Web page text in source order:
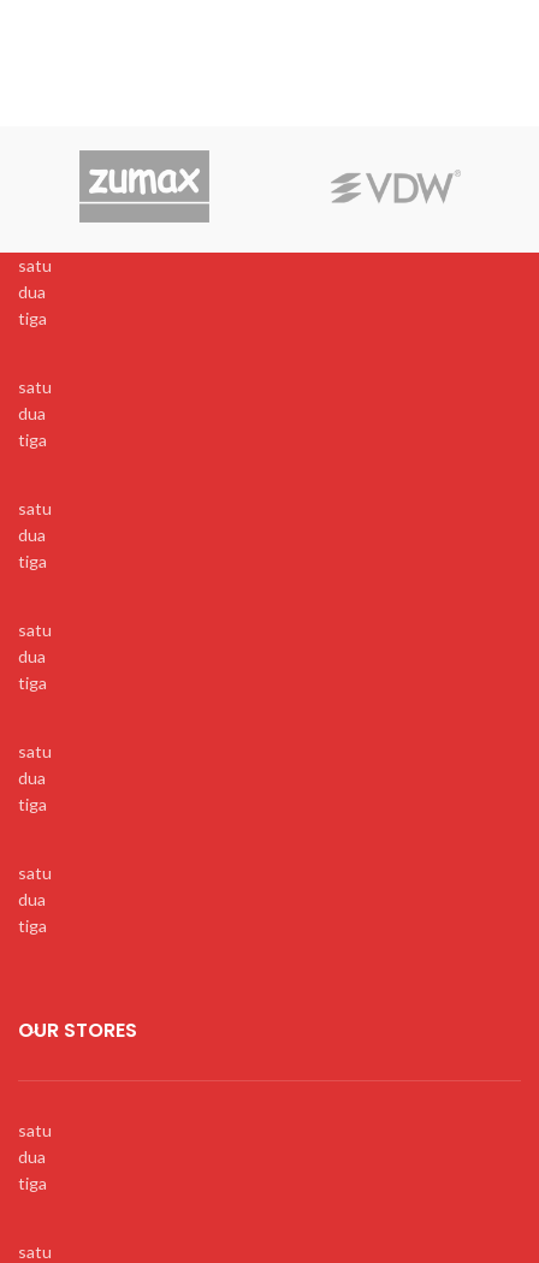
satu
dua
tiga
satu
dua
tiga
satu
dua
tiga
satu
dua
tiga
satu
dua
tiga
satu
dua
tiga
OUR STORES
satu
dua
tiga
satu